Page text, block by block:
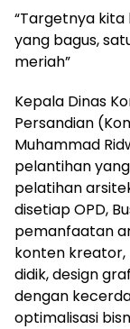
“Targetnya
yang bagus,
meriah”
Kepala Dinas
Persandian
Muhammad
pelantihan
pelatihan
disetiap OPD,
pemanfaatan
konten
didik, design
dengan
optimalisasi